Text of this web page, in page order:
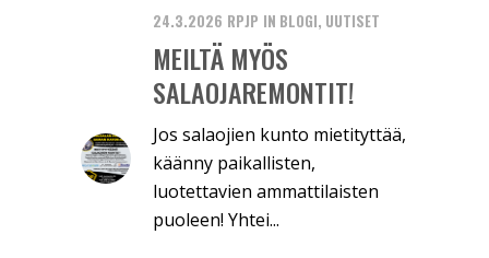
24.3.2026 RPJP IN BLOGI, UUTISET
MEILTÄ MYÖS
SALAOJAREMONTIT!
Jos salaojien kunto mietityttää,
käänny paikallisten,
luotettavien ammattilaisten
puoleen! Yhtei...